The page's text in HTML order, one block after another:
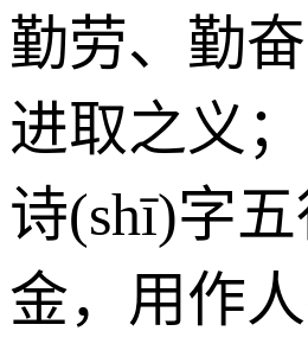
勤劳、勤
进取之义；
诗(shī)字
金，用作